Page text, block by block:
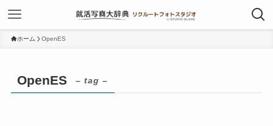
ホーム OpenES
OpenES – tag –